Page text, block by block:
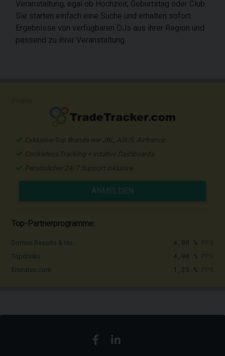
Veranstaltung, egal ob Hochzeit, Geburtstag oder Club.
Sie starten einfach eine Suche und erhalten sofort
Ergebnisse von verfügbaren DJs aus ihrer Region und
passend zu ihrer Veranstaltung.
Exklusive Top Brands wie JBL, ASUS, Airfrance
Cookieless Tracking + intuitive Dashboards
Persönlicher 24/7 Support inklusive
ANMELDEN
Top-Partnerprogramme:
Dormio Resorts & Ho... 4,00 %
Topdrinks 4,90 %
Emirates.com 1,25 %